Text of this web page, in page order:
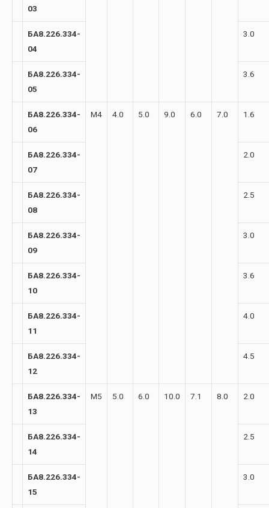
03
БА8.226.334-
04
3.0
БА8.226.334-
05
3.6
БА8.226.334-
06
М4 4.0 5.0 9.0 6.0 7.0 1.6
БА8.226.334-
07
2.0
БА8.226.334-
08
2.5
БА8.226.334-
09
3.0
БА8.226.334-
10
3.6
БА8.226.334-
11
4.0
БА8.226.334-
12
4.5
БА8.226.334-
13
М5 5.0 6.0 10.0 7.1 8.0 2.0
БА8.226.334-
14
2.5
БА8.226.334-
15
3.0